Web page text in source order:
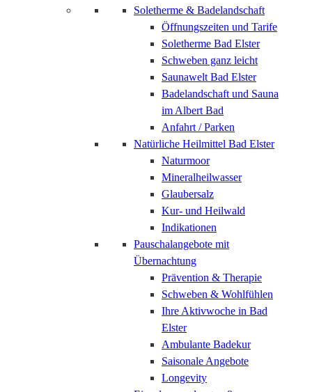
Soletherme & Badelandschaft
Öffnungszeiten und Tarife
Soletherme Bad Elster
Schweben ganz leicht
Saunawelt Bad Elster
Badelandschaft und Sauna
im Albert Bad
Anfahrt / Parken
Natürliche Heilmittel Bad Elster
Naturmoor
Mineralheilwasser
Glaubersalz
Kur- und Heilwald
Indikationen
Pauschalangebote mit
Übernachtung
Prävention & Therapie
Schweben & Wohlfühlen
Ihre Aktivwoche in Bad
Elster
Ambulante Badekur
Saisonale Angebote
Longevity